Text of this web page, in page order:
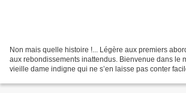
Non mais quelle histoire !... Légère aux premiers
aux rebondissements inattendus. Bienvenue dans le
vieille dame indigne qui ne s’en laisse pas conter